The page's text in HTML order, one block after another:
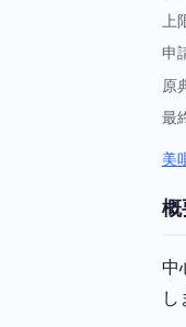
上
申
原
最
美
概
中
し